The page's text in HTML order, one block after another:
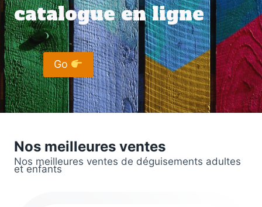
catalogue en ligne
Go
Nos meilleures ventes
Nos meilleures ventes de déguisements adultes
et enfants